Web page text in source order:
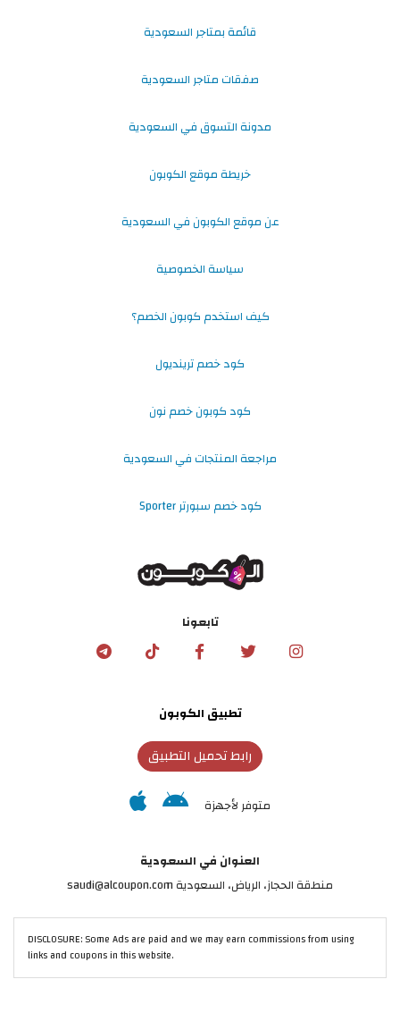
قائمة بمتاجر السعودية
صفقات متاجر السعودية
مدونة التسوق في السعودية
خريطة موقع الكوبون
عن موقع الكوبون في السعودية
سياسة الخصوصية
كيف استخدم كوبون الخصم؟
كود خصم ترينديول
كود كوبون خصم نون
مراجعة المنتجات في السعودية
كود خصم سبورتر Sporter
تابعونا
تطبيق الكوبون
رابط تحميل التطبيق
متوفر لأجهزة
العنوان في السعودية
منطقة الحجاز، الرياض، السعودية saudi@alcoupon.com
DISCLOSURE: Some Ads are paid and we may earn commissions from using
links and coupons in this website.